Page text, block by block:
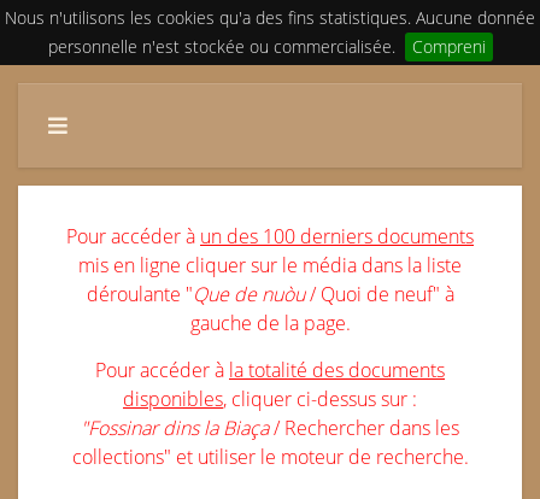
Nous n'utilisons les cookies qu'a des fins statistiques. Aucune donnée
personnelle n'est stockée ou commercialisée.
Compreni
Pour accéder à un des 100 derniers documents
mis en ligne cliquer sur le média dans la liste
déroulante "Que de nuòu/ Quoi de neuf" à
gauche de la page.
Pour accéder à la totalité des documents
disponibles, cliquer ci-dessus sur :
"Fossinar dins la Biaça/ Rechercher dans les
collections" et utiliser le moteur de recherche.